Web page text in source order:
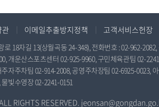
이메일추출방지정책 고객서비스헌장
18자길 13(상월곡동 24-348), 전화번호 : 02-962-
개운산스포츠센터 02-925-9960, 구민체육관팀 02-
자주차팀 02-914-2008, 공영주차장팀 02-6925-0023,
빛수영장 02-2241-0151
RIGHTS RESERVED.